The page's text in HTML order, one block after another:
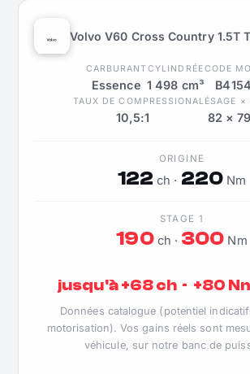
Volvo V60 Cross Country 1.5T
CARBURANT
Essence
CYLINDRÉE
1 498 cm³
CODE
TAUX DE COMPRESSION
10,5:1
ALÉSAGE ×
82 ×
ORIGINE
122 ch · 220Nm
STAGE 1
190ch · 300 Nm
jusqu'à +68 ch · +80
Données catalogue (potentiel
motorisation). Vos gains réels sont
véhicule, sur notre banc de